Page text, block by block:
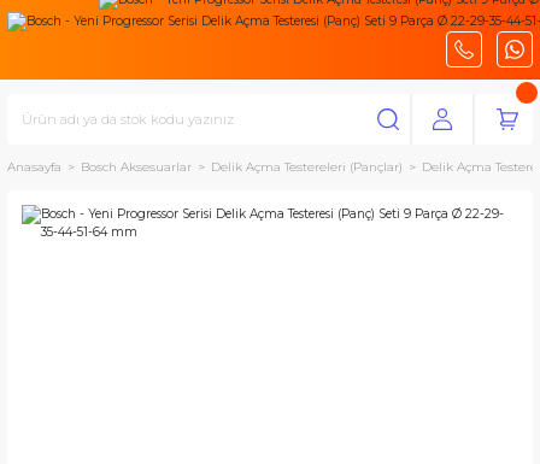
Anasayfa Bosch Aksesuarlar Delik Açma Testereleri (Pançlar) Delik Açma